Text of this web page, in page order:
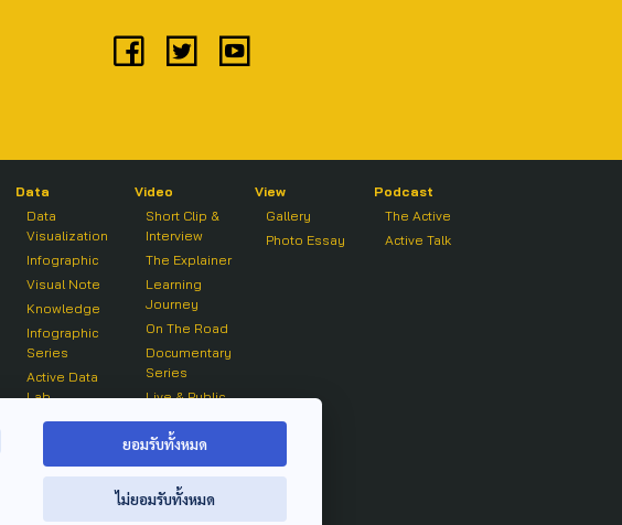
Data
Data
Visualization
Infographic
Visual Note
Knowledge
Infographic
Series
Active Data
Lab
Video
Short Clip &
Interview
The Explainer
Learning
Journey
On The Road
Documentary
Series
Live & Public
On air Clip
View
Gallery
Photo Essay
Podcast
The Active
Active Talk
ยอมรับทั้งหมด
ไม่ยอมรับทั้งหมด